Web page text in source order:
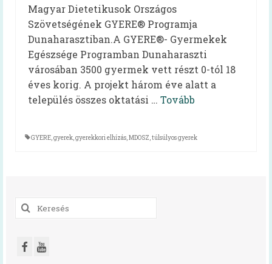
Receptek
Cikkek
Oktatás
HAPPY-hét
A HAPPY-hétről
HAPPY-hét 2024
Magyar Dietetikusok Országos
Szövetségének GYERE® Programja
Dunaharasztiban.A GYERE®- Gyermekek
Egészsége Programban Dunaharaszti
városában 3500 gyermek vett részt 0-tól 18
éves korig. A projekt három éve alatt a
település összes oktatási … Tovább
GYERE,gyerek,gyerekkori elhízás,MDOSZ,túlsúlyos gyerek
Keresés
a